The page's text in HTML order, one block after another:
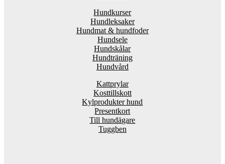
Hundkurser
Hundleksaker
Hundmat & hundfoder
Hundsele
Hundskålar
Hundträning
Hundvård
Kattprylar
Kosttillskott
Kylprodukter hund
Presentkort
Till hundägare
Tuggben